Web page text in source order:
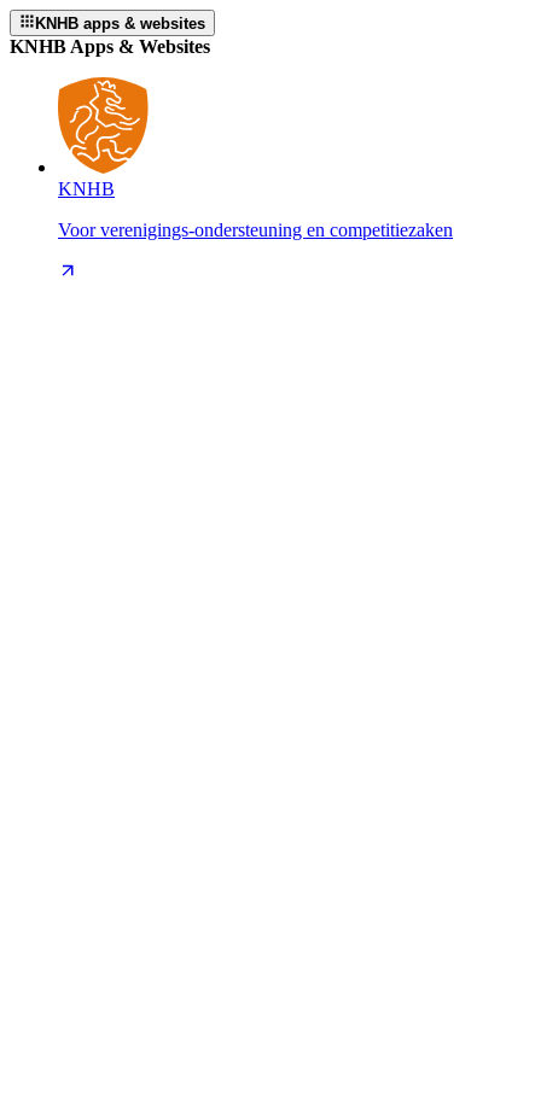
KNHB apps & websites
KNHB Apps & Websites
KNHB
Voor verenigings-ondersteuning en competitiezaken